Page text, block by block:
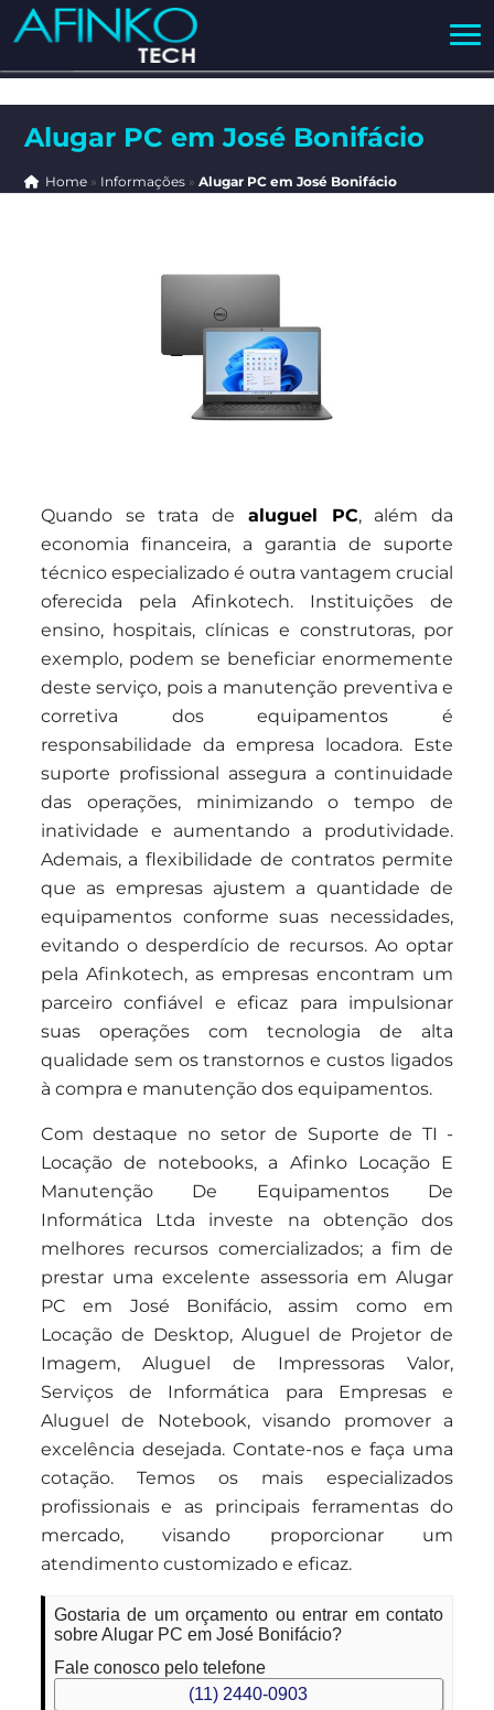
Alugar PC em José Bonifácio
Home» Informações » Alugar PC em José Bonifácio
Quando se trata de aluguel PC, além da
economia financeira, a garantia de suporte
técnico especializado é outra vantagem crucial
oferecida pela Afinkotech. Instituições de
ensino, hospitais, clínicas e construtoras, por
exemplo, podem se beneficiar enormemente
deste serviço, pois a manutenção preventiva e
corretiva dos equipamentos é
responsabilidade da empresa locadora. Este
suporte profissional assegura a continuidade
das operações, minimizando o tempo de
inatividade e aumentando a produtividade.
Ademais, a flexibilidade de contratos permite
que as empresas ajustem a quantidade de
equipamentos conforme suas necessidades,
evitando o desperdício de recursos. Ao optar
pela Afinkotech, as empresas encontram um
parceiro confiável e eficaz para impulsionar
suas operações com tecnologia de alta
qualidade sem os transtornos e custos ligados
à compra e manutenção dos equipamentos.
Com destaque no setor de Suporte de TI -
Locação de notebooks, a Afinko Locação E
Manutenção De Equipamentos De
Informática Ltda investe na obtenção dos
melhores recursos comercializados; a fim de
prestar uma excelente assessoria em Alugar
PC em José Bonifácio, assim como em
Locação de Desktop, Aluguel de Projetor de
Imagem, Aluguel de Impressoras Valor,
Serviços de Informática para Empresas e
Aluguel de Notebook, visando promover a
excelência desejada. Contate-nos e faça uma
cotação. Temos os mais especializados
profissionais e as principais ferramentas do
mercado, visando proporcionar um
atendimento customizado e eficaz.
Gostaria de um orçamento ou entrar em contato
sobre Alugar PC em José Bonifácio?
Fale conosco pelo telefone
(11) 2440-0903